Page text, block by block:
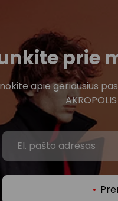
prie
apie geriausius